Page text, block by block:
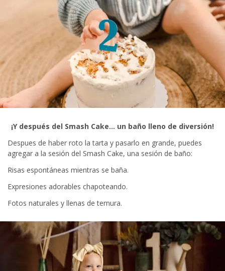
¡Y después del Smash Cake… un baño lleno de diversión!
Despues de haber roto la tarta y pasarlo en grande, puedes
agregar a la sesión del Smash Cake, una sesión de baño:
Risas espontáneas mientras se baña.
Expresiones adorables chapoteando.
Fotos naturales y llenas de ternura.